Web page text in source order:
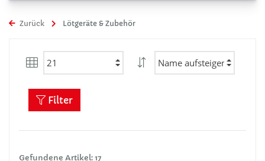
Zurück Lötgeräte & Zubehör
Gefundene Artikel: 17
Filter